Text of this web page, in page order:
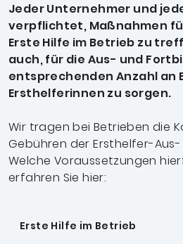
Jeder Unternehmer und
verpflichtet, Maßnahmen
Erste Hilfe im Betrieb zu
auch, für die Aus- und
entsprechenden Anzahl an
Ersthelferinnen zu sorgen.
Wir tragen bei Betrieben die
Gebühren der Ersthelfer-
Welche Voraussetzungen
erfahren Sie hier:
Erste Hilfe im Betrieb